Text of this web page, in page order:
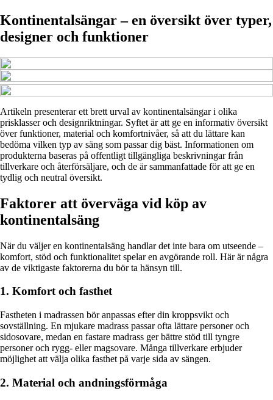
Kontinentalsängar – en översikt över typer,
designer och funktioner
Artikeln presenterar ett brett urval av kontinentalsängar i olika
prisklasser och designriktningar. Syftet är att ge en informativ översikt
över funktioner, material och komfortnivåer, så att du lättare kan
bedöma vilken typ av säng som passar dig bäst. Informationen om
produkterna baseras på offentligt tillgängliga beskrivningar från
tillverkare och återförsäljare, och de är sammanfattade för att ge en
tydlig och neutral översikt.
Faktorer att överväga vid köp av
kontinentalsäng
När du väljer en kontinentalsäng handlar det inte bara om utseende –
komfort, stöd och funktionalitet spelar en avgörande roll. Här är några
av de viktigaste faktorerna du bör ta hänsyn till.
1. Komfort och fasthet
Fastheten i madrassen bör anpassas efter din kroppsvikt och
sovställning. En mjukare madrass passar ofta lättare personer och
sidosovare, medan en fastare madrass ger bättre stöd till tyngre
personer och rygg- eller magsovare. Många tillverkare erbjuder
möjlighet att välja olika fasthet på varje sida av sängen.
2. Material och andningsförmåga